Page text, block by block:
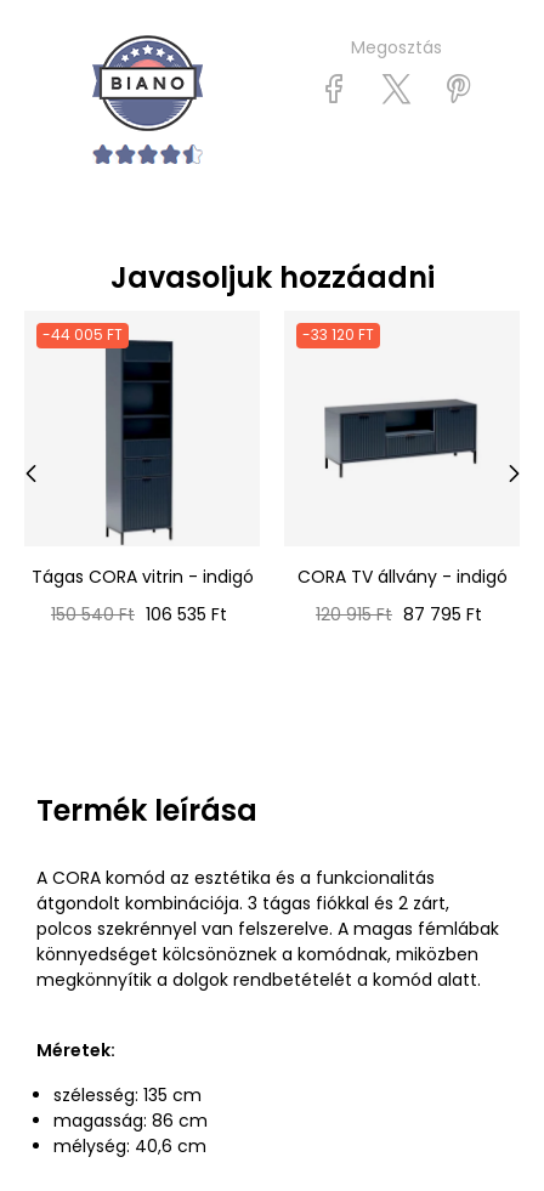
Megosztás
Javasoljuk hozzáadni
-44 005 FT
Tágas CORA vitrin - indigó
Normál
150 540 Ft Ár
106 535 Ft
-33 120 FT
CORA TV állvány - indigó
Normál
120 915 Ft Ár
87 795 Ft
Termék leírása
A CORA komód az esztétika és a funkcionalitás
átgondolt kombinációja. 3 tágas fiókkal és 2 zárt,
polcos szekrénnyel van felszerelve. A magas fémlábak
könnyedséget kölcsönöznek a komódnak, miközben
megkönnyítik a dolgok rendbetételét a komód alatt.
Méretek:
szélesség: 135 cm
magasság: 86 cm
mélység: 40,6 cm